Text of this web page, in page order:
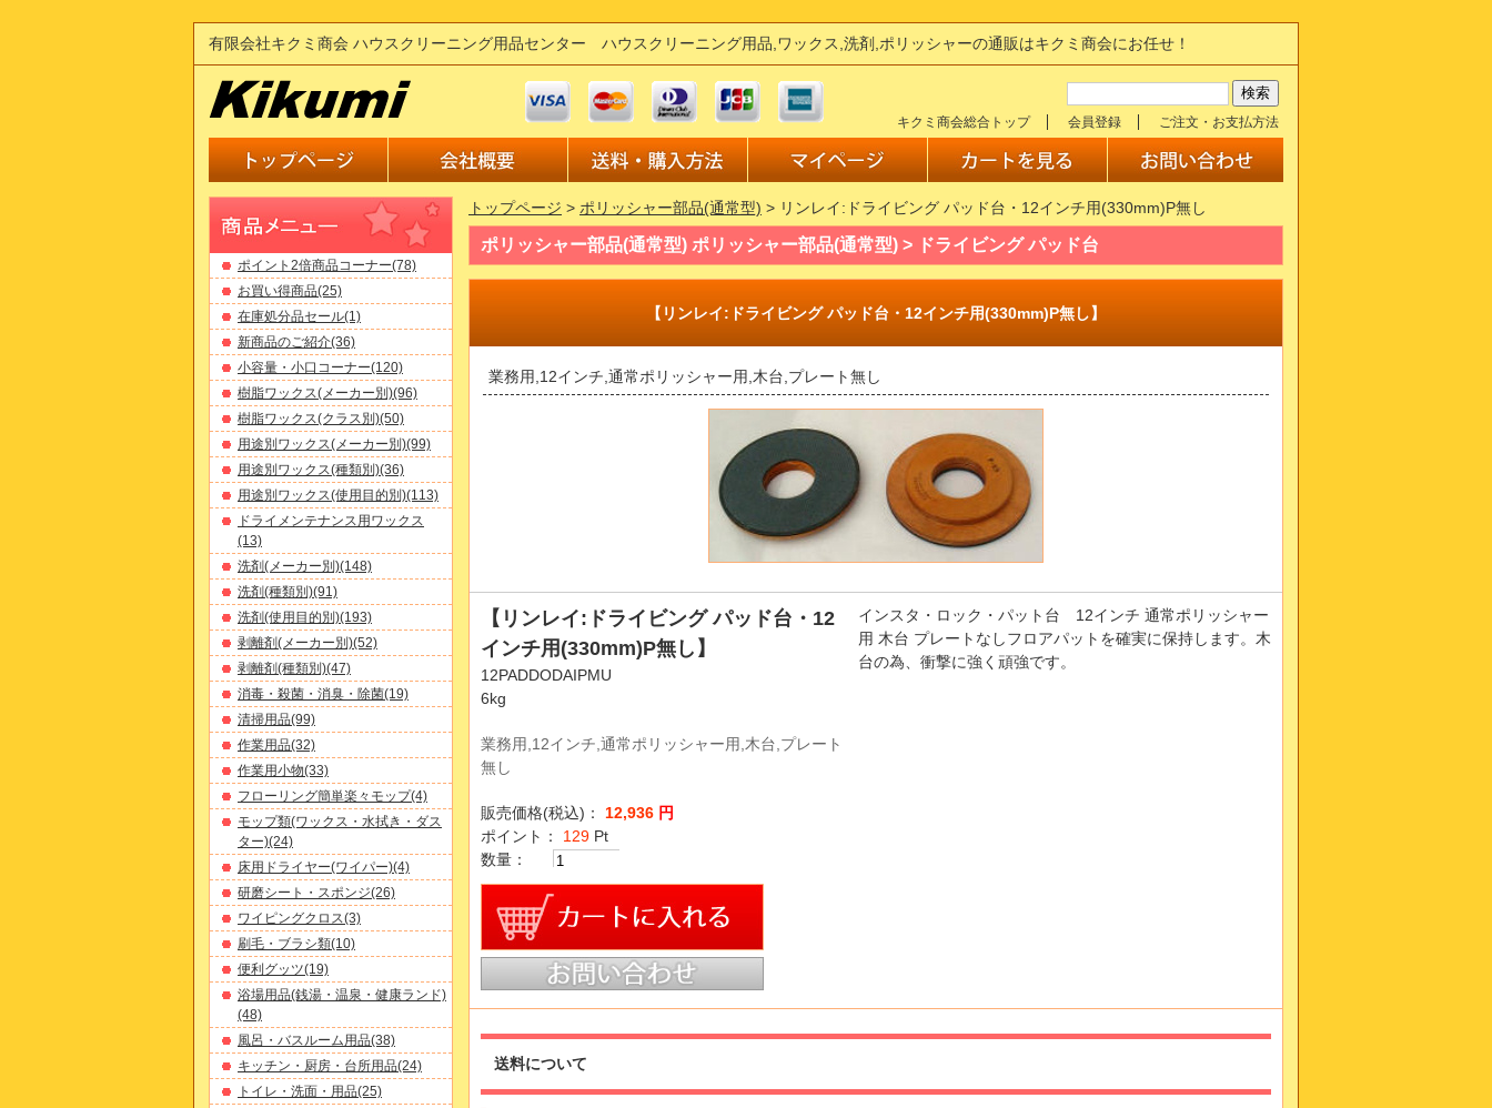
有限会社キクミ商会 ハウスクリーニング用品センター ハウスクリーニング用品,ワックス,洗剤,ポリッシャーの通販はキクミ商会にお任せ！
キクミ商会総合トップ 会員登録 ご注文・お支払方法
トップページ > ポリッシャー部品(通常型) > リンレイ:ドライビング パッド台・12インチ用(330mm)P無し
ポリッシャー部品(通常型) ポリッシャー部品(通常型) > ドライビング パッド台
【リンレイ:ドライビング パッド台・12インチ用(330mm)P無し】
業務用,12インチ,通常ポリッシャー用,木台,プレート無し
【リンレイ:ドライビング パッド台・12
インチ用(330mm)P無し】
12PADDODAIPMU
6kg
業務用,12インチ,通常ポリッシャー用,木台,プレート
無し
販売価格(税込)： 12,936 円
ポイント： 129 Pt
数量：
インスタ・ロック・パット台 12インチ 通常ポリッシャー
用 木台 プレートなしフロアパットを確実に保持します。木
台の為、衝撃に強く頑強です。
送料について
ポイント2倍商品コーナー(78)
お買い得商品(25)
在庫処分品セール(1)
新商品のご紹介(36)
小容量・小口コーナー(120)
樹脂ワックス(メーカー別)(96)
樹脂ワックス(クラス別)(50)
用途別ワックス(メーカー別)(99)
用途別ワックス(種類別)(36)
用途別ワックス(使用目的別)(113)
ドライメンテナンス用ワックス
(13)
洗剤(メーカー別)(148)
洗剤(種類別)(91)
洗剤(使用目的別)(193)
剥離剤(メーカー別)(52)
剥離剤(種類別)(47)
消毒・殺菌・消臭・除菌(19)
清掃用品(99)
作業用品(32)
作業用小物(33)
フローリング簡単楽々モップ(4)
モップ類(ワックス・水拭き・ダス
ター)(24)
床用ドライヤー(ワイパー)(4)
研磨シート・スポンジ(26)
ワイピングクロス(3)
刷毛・ブラシ類(10)
便利グッツ(19)
浴場用品(銭湯・温泉・健康ランド)
(48)
風呂・バスルーム用品(38)
キッチン・厨房・台所用品(24)
トイレ・洗面・用品(25)